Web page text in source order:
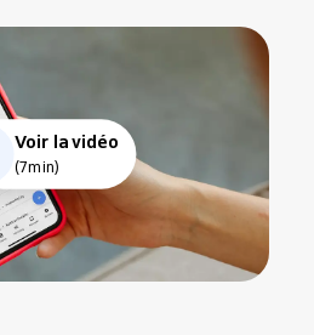
Voir la vidéo
(7min)